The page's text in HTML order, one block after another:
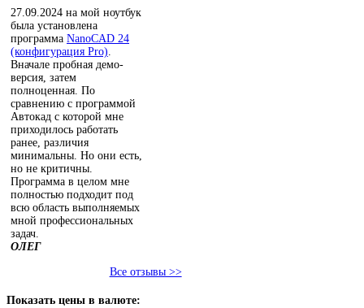
27.09.2024 на мой ноутбук
была установлена
программа NanoCAD 24
(конфигурация Pro).
Вначале пробная демо-
версия, затем
полноценная. По
сравнению с программой
Автокад с которой мне
приходилось работать
ранее, различия
минимальны. Но они есть,
но не критичны.
Программа в целом мне
полностью подходит под
всю область выполняемых
мной профессиональных
задач.
ОЛЕГ
Все отзывы >>
Показать цены в валюте: